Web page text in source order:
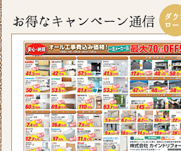
毎日暑い日が続きますがお元気にお過ごし
でしょうか。エアコンを上手に使い水分を
適時摂るなど熱中症対策をしっかりしてい
きたいですね。ホームページでは横浜市S
T様邸の屋根・外壁のリフォーム事例をアッ
プ致しましたのでご覧ください。カインド
リフォームではお見積り・ご相談を無料で
行っております。お気軽にお問い合わせく
ださい。
2026/06/26